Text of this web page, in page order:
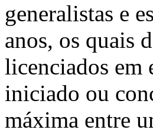
generalistas e
anos, os quais
licenciados em
iniciado ou
máxima entre